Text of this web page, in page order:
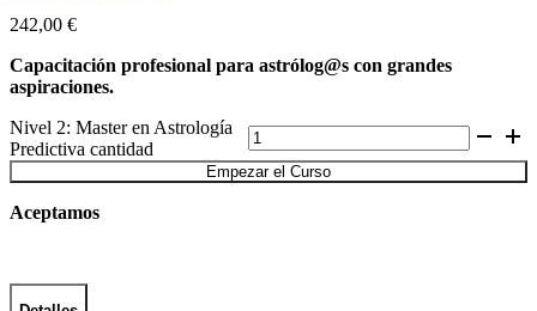
242,00 €
Capacitación profesional para astrólog@s con grandes
aspiraciones.
Nivel 2: Master en Astrología
Predictiva cantidad
Empezar el Curso
Aceptamos